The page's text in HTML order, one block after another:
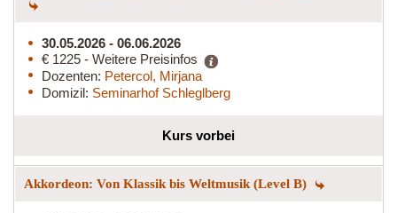
30.05.2026 - 06.06.2026
€ 1225 - Weitere Preisinfos
Dozenten: Petercol, Mirjana
Domizil: Seminarhof Schleglberg
Kurs vorbei
Akkordeon: Von Klassik bis Weltmusik (Level B)